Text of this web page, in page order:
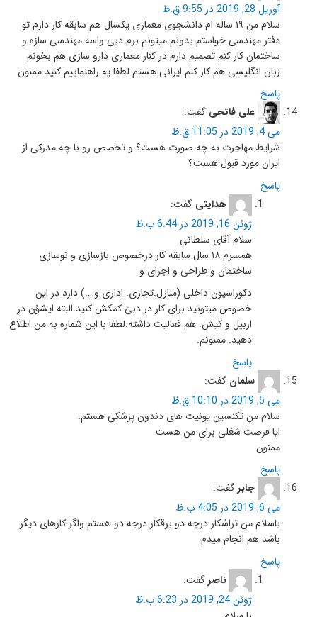
آوریل 28, 2019 در 9:55 ق.ظ
سلام من ۱۹ ساله ام دانشجوی معماری یکسال هم سابقه کار دارم تو
دفتر مهندسی خواستم بدونم میتونم برم دبی واسه مهندسی سازه و
ساختمان کار کنم تصمیم دارم در کنار معماری دارو سازی هم بخونم
زبان انگلیسی هم کار کنم ایرانی هستم لطفا یه راهنماییم کنید ممنون
پاسخ
علی فاتحی گفت:
می 4, 2019 در 11:05 ق.ظ
شرایط مهاجرت به چه صورت هست؟ و تخصص رو با چه مدرکی از
ایران مورد قبول هست؟
پاسخ
هدایتی گفت:
ژوئن 16, 2019 در 6:44 ب.ظ
سلام آقای سلطانی
همسرم ۱۸ سال سابقه کار درخصوص بازسازی و نوسازی
ساختمان و طراحی و اجرای و
دکوراسیون داخلی (منازل.تجاری. اداری و….) دارد در این
خصوص میتونید برای کار در دبئ کمکش کنید البته ایشؤن در
اربیل و کیش. ه‍م فعالیت داشته.لطفا با این شماره به من اطلاع
دهید. ممنونم.
پاسخ
سلمان گفت:
می 5, 2019 در 10:10 ق.ظ
سلام من تکنسین یونیت های دندون پزشکی هستم.
ایا فرصت شغلی برای من هست
ممنون
پاسخ
جابرگفت:
می 6, 2019 در 4:05 ب.ظ
باسلام من تراشکار درجه دو برقکار درجه دو هستم واگر کارهای دیگر
باشد هم انجام میدم
پاسخ
ناصرگفت:
ژوئن 24, 2019 در 6:23 ب.ظ